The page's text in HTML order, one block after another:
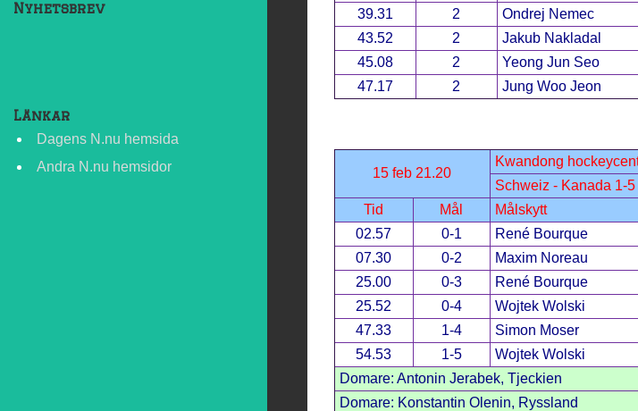
Nyhetsbrev
Länkar
Dagens N.nu hemsida
Andra N.nu hemsidor
39.31
2 Ondrej Nemec
43.52
2 Jakub Nakladal
45.08
2 Yeong Jun Seo
47.17
2 Jung Woo Jeon
15 feb 21.20
Kwandong
Schweiz - Kanada 1-
Tid
Mål Målskytt
02.57
0-1 René Bourque
07.30
0-2 Maxim Noreau
25.00
0-3 René Bourque
25.52
0-4 Wojtek Wolski
47.33
1-4 Simon Moser
54.53
1-5 Wojtek Wolski
Domare: Antonin Jerabek, Tjeckien
Domare: Konstantin Olenin, Ryssland